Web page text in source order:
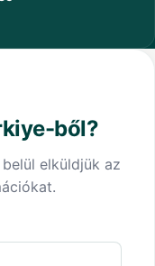
ből?
elküldjük az